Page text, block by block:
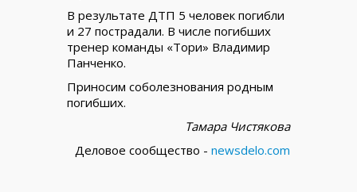
В результате ДТП 5 человек погибли
и 27 пострадали. В числе погибших
тренер команды «Тори» Владимир
Панченко.
Приносим соболезнования родным
погибших.
Тамара Чистякова
Деловое сообщество - newsdelo.com